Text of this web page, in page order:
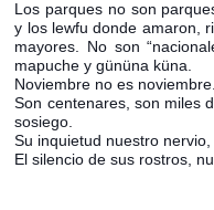
Los parques no son
y los lewfu donde amaron,
mayores. No son
mapuche y gününa küna.
Noviembre no es noviembre.
Son centenares, son miles
sosiego.
Su inquietud nuestro
El silencio de sus rostros,